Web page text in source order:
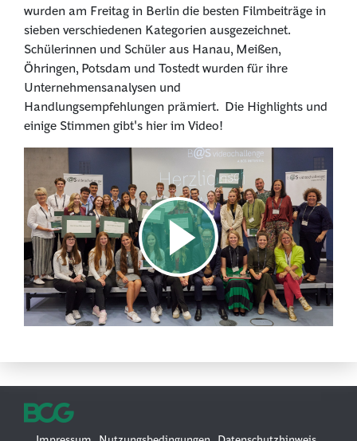
wurden am Freitag in Berlin die besten Filmbeiträge in
sieben verschiedenen Kategorien ausgezeichnet.
Schülerinnen und Schüler aus Hanau, Meißen,
Öhringen, Potsdam und Tostedt wurden für ihre
Unternehmensanalysen und
Handlungsempfehlungen prämiert. Die Highlights und
einige Stimmen gibt's hier im Video!